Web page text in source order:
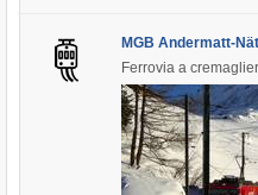
MGB Andermatt-
Ferrovia a